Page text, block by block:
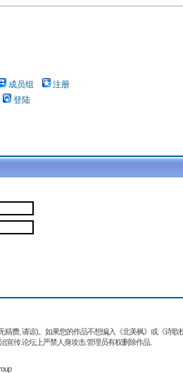
成员组
注册
登陆
费, 请谅)。如果您的作品不想编入《北美枫》或《诗歌
宣传.论坛上严禁人身攻击.管理员有权删除作品.